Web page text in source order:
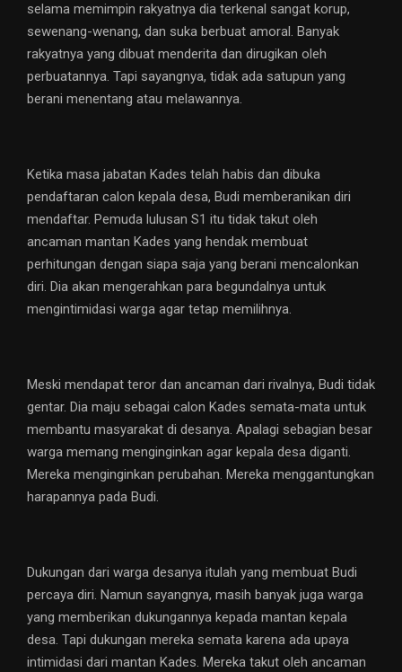
selama memimpin rakyatnya dia terkenal sangat korup,
sewenang-wenang, dan suka berbuat amoral. Banyak
rakyatnya yang dibuat menderita dan dirugikan oleh
perbuatannya. Tapi sayangnya, tidak ada satupun yang
berani menentang atau melawannya.
Ketika masa jabatan Kades telah habis dan dibuka
pendaftaran calon kepala desa, Budi memberanikan diri
mendaftar. Pemuda lulusan S1 itu tidak takut oleh
ancaman mantan Kades yang hendak membuat
perhitungan dengan siapa saja yang berani mencalonkan
diri. Dia akan mengerahkan para begundalnya untuk
mengintimidasi warga agar tetap memilihnya.
Meski mendapat teror dan ancaman dari rivalnya, Budi tidak
gentar. Dia maju sebagai calon Kades semata-mata untuk
membantu masyarakat di desanya. Apalagi sebagian besar
warga memang menginginkan agar kepala desa diganti.
Mereka menginginkan perubahan. Mereka menggantungkan
harapannya pada Budi.
Dukungan dari warga desanya itulah yang membuat Budi
percaya diri. Namun sayangnya, masih banyak juga warga
yang memberikan dukungannya kepada mantan kepala
desa. Tapi dukungan mereka semata karena ada upaya
intimidasi dari mantan Kades. Mereka takut oleh ancaman